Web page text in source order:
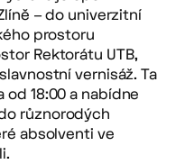
– do univerzitní
prostoru
Rektorátu UTB,
vernisáž. Ta
18:00 a nabídne
různorodých
absolventi ve